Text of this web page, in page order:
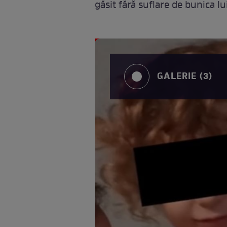
găsit fără suflare de bunica
GALERIE (3)